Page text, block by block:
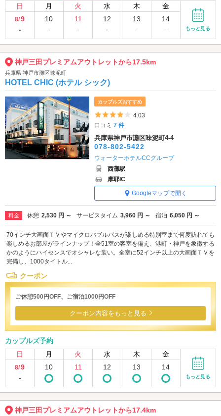
日 月 火 水 木 金
8/9
-
10
-
11
-
12
-
13
-
14
-
もっと見る
神戸三田プレミアムアウトレットから17.5km
兵庫県 神戸市灘区味泥町
HOTEL CHIC (ホテル シック)
カップルズおすすめ
5つ星のうち4
4.03
口コミ7 件
兵庫県神戸市灘区味泥町4-4
078-802-5422
ウォーターホテルCCグループ
西灘駅
摩耶IC
Googleマップで開く
料金 休憩 2,530 円 ～ サービスタイム 3,960 円 ～ 宿泊 6,050 円 ～
70インチ大画面ＴＶやマイクロバブルバスが楽しめる特別室まで何度訪れても
楽しめるお部屋がラインナップ！全51室の客室を備え、港町・神戸を象徴する
かのようにハイセンスでオシャレな装い。全室に52インチ以上の大画面ＴＶを
完備し、1000タイトル...
クーポン
ご休憩500円OFF、ご宿泊1000円OFF
クーポン内容をもっと見る
カップルズ予約
日
月 火 水 木 金
8/9
-
10 11 12 13 14
もっと見る
神戸三田プレミアムアウトレットから17.4km